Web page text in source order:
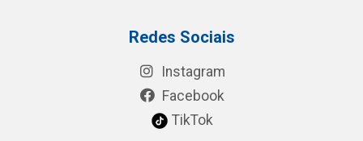
Redes Sociais
Instagram
Facebook
TikTok